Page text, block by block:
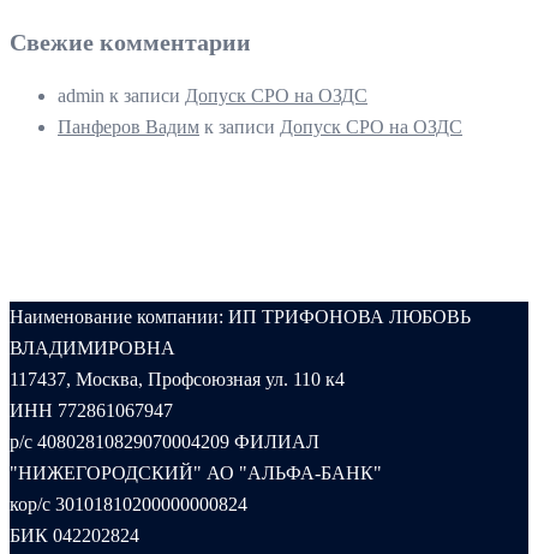
Свежие комментарии
admin к записи Допуск СРО на ОЗДС
Панферов Вадим к записи Допуск СРО на ОЗДС
Наименование компании: ИП ТРИФОНОВА ЛЮБОВЬ
ВЛАДИМИРОВНА
117437, Москва, Профсоюзная ул. 110 к4
ИНН 772861067947
р/с 40802810829070004209 ФИЛИАЛ
"НИЖЕГОРОДСКИЙ" АО "АЛЬФА-БАНК"
кор/с 30101810200000000824
БИК 042202824